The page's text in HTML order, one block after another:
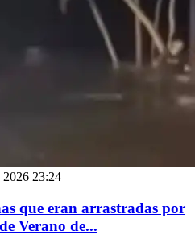
23:24
que eran arrastradas por
Verano de...